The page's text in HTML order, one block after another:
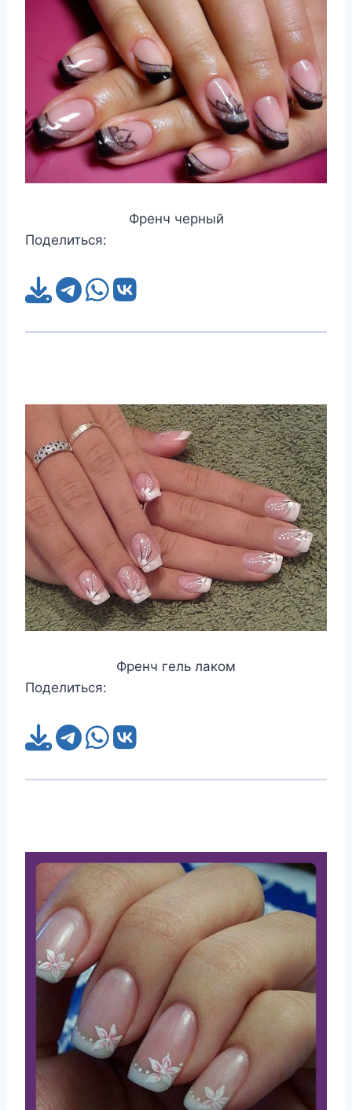
Френч черный
Поделиться:
Френч гель лаком
Поделиться: